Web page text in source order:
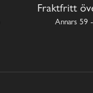
Fraktfritt
Annars 59